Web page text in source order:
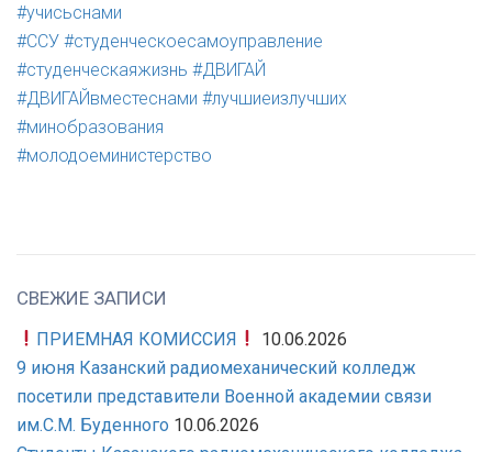
#учисьснами
#ССУ #студенческоесамоуправление
#студенческаяжизнь #ДВИГАЙ
#ДВИГАЙвместеснами #лучшиеизлучших
#минобразования
#молодоеминистерство
СВЕЖИЕ ЗАПИСИ
ПРИЕМНАЯ КОМИССИЯ
10.06.2026
9 июня Казанский радиомеханический колледж
посетили представители Военной академии связи
им.С.М. Буденного 10.06.2026